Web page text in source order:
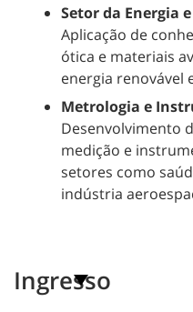
Setor da Energia
Aplicação de
ótica e materiais
energia renovável
Metrologia e
Desenvolvimento
medição e
setores como
indústria
Ingresso